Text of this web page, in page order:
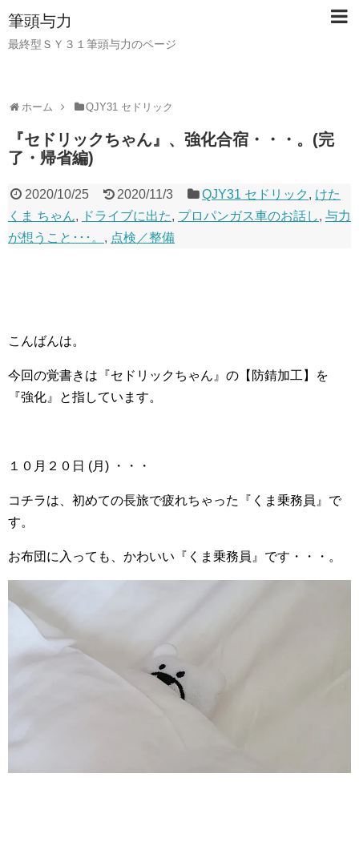
筆頭与力
最終型ＳＹ３１筆頭与力のページ
ホーム QJY31 セドリック
『セドリックちゃん』、強化合宿・・・。(完
了・帰省編)
2020/10/25 2020/11/3 QJY31 セドリック , けた
くま ちゃん, ドライブに出た, プロパンガス車のお話し, 与力
が想うこと･･･。 , 点検／整備
こんばんは。
今回の覚書きは『セドリックちゃん』の【防錆加工】を
『強化』と指しています。
１０月２０日 (月) ・・・
コチラは、初めての長旅で疲れちゃった『くま乗務員』で
す。
お布団に入っても、かわいい『くま乗務員』です・・・。